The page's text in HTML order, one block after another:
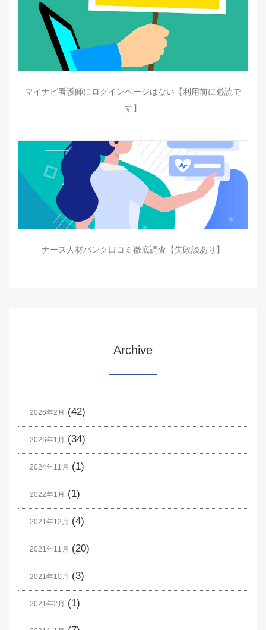
マイナビ看護師にログインページはない【利用前に必読で
す】
ナース人材バンク口コミ徹底調査【失敗談あり】
Archive
2026年2月 (42)
2026年1月 (34)
2024年11月 (1)
2022年1月 (1)
2021年12月 (4)
2021年11月 (20)
2021年10月 (3)
2021年2月 (1)